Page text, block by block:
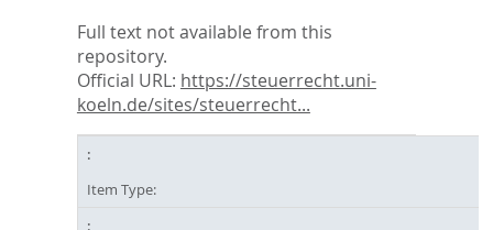
Full text not available from this
repository.
Official URL: https://steuerrecht.uni-
koeln.de/sites/steuerrecht...
Item Type: